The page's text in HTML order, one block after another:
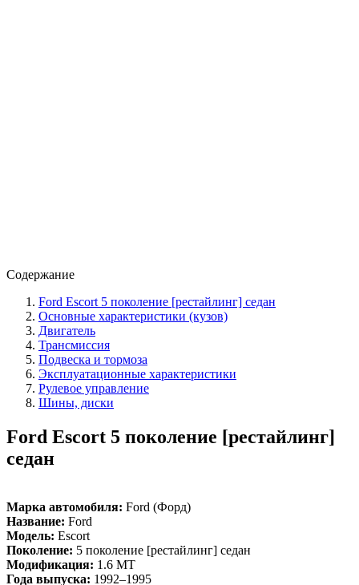
Содержание
Ford Escort 5 поколение [рестайлинг] седан
Основные характеристики (кузов)
Двигатель
Трансмиссия
Подвеска и тормоза
Эксплуатационные характеристики
Рулевое управление
Шины, диски
Ford Escort 5 поколение [рестайлинг]
седан
Марка автомобиля: Ford (Форд)
Название: Ford
Модель: Escort
Поколение: 5 поколение [рестайлинг] седан
Модификация: 1.6 MT
Года выпуска: 1992–1995